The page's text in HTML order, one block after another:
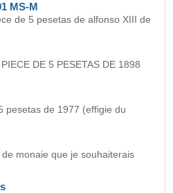
MS-M
de 5 pesetas de alfonso XIII de
DE 5 PESETAS DE 1898
pesetas de 1977 (effigie du
monaie que je souhaiterais